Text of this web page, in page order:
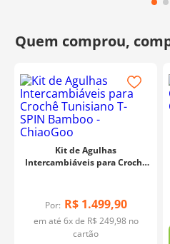
Kit de Agulhas
Intercambiáveis para Crochê
Por: R$ 1.499,90
em até 6x de R$ 249,98no
cartão